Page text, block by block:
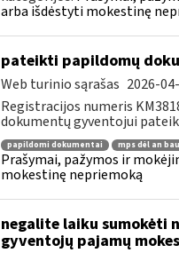
arba išdėstyti mokestinę
pateikti papildomų
Web turinio sąrašas 2026-
Registracijos numeris
dokumentų gyventojui
papildomi dokumentai mps dėl an
Prašymai, pažymos ir
mokestinę nepriemoką
negalite laiku sumokėti
gyventojų pajamų